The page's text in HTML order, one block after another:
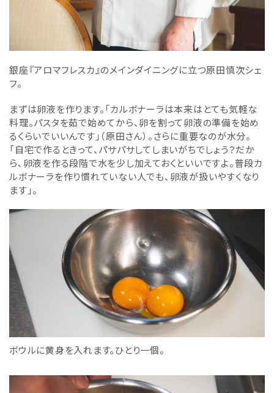
銀座『アロマフレスカ』のメインダイニングに立つ原田慎次シェ
フ。
まずは卵液を作ります。 「カルボナーラは本来はとても気軽な
料理。パスタを茹で始めてから、卵を割って卵液の準備を始め
るくらいでいいんです」（原田さん）。さらに重要なのが水分。
「自宅で作るときって、パサパサしてしまいがちでしょう？だか
ら、卵液を作る段階で水を少し加えておくといいですよ。普段カ
ルボナーラを作り慣れていない人でも、卵液が扱いやすくなり
ます」。
ボウルに黄身を入れます。ひとり一個。